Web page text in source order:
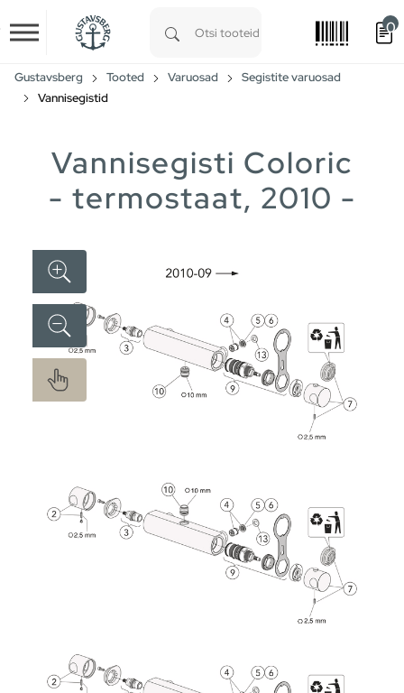
Skip to main content
0
Gustavsberg Tooted Varuosad
Segistite varuosad
Vannisegistid
Vannisegisti Coloric
- termostaat, 2010 -